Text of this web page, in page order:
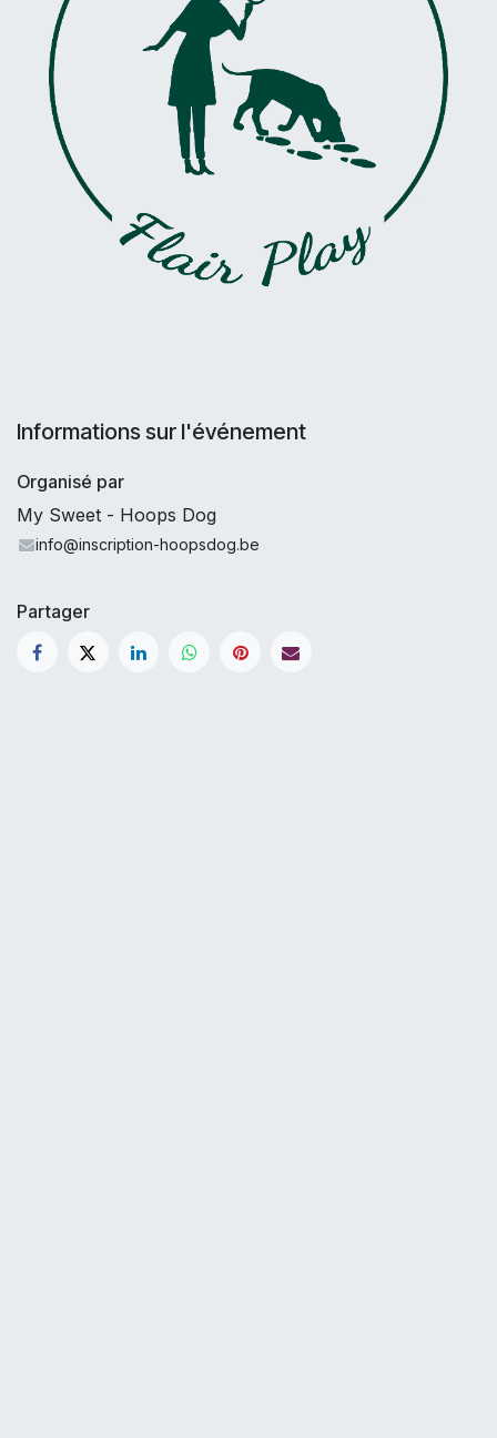
Informations sur l'événement
Organisé par
My Sweet - Hoops Dog
info@inscription-hoopsdog.be
Partager